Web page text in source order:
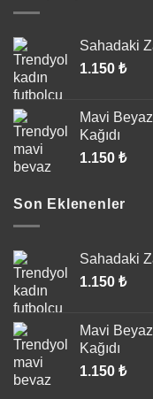
Sahadaki
1.150 ₺
Mavi
Kağıdı
1.150 ₺
Son Eklenenler
Sahadaki
1.150 ₺
Mavi
Kağıdı
1.150 ₺